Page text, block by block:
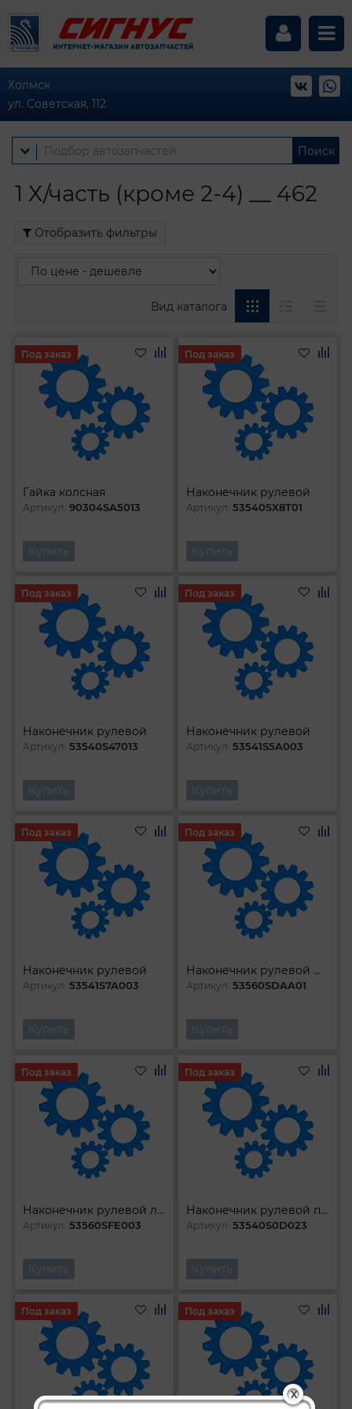
X
Холмск
ул. Советская, 112
Поиск
1 Х/часть (кроме 2-4) __ 462
Отобразить фильтры
Вид каталога
Гайка колсная
Артикул:90304SA5013
Под заказ
Купить
Наконечник рулевой
Артикул:53540SX8T01
Под заказ
Купить
Наконечник рулевой
Артикул:53540S47013
Под заказ
Купить
Наконечник рулевой
Артикул:53541S5A003
Под заказ
Купить
Наконечник рулевой
Артикул:53541S7A003
Под заказ
Купить
Наконечник рулевой ЛЕВый
Артикул:53560SDAA01
Под заказ
Купить
Наконечник рулевой левый
Артикул:53560SFE003
Под заказ
Купить
Наконечник рулевой правый
Артикул:53540S0D023
Под заказ
Купить
Под заказ Под заказ